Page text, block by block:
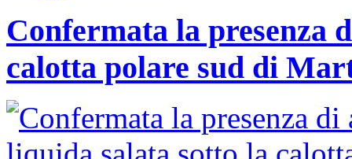
Confermata la presenza
calotta polare sud di